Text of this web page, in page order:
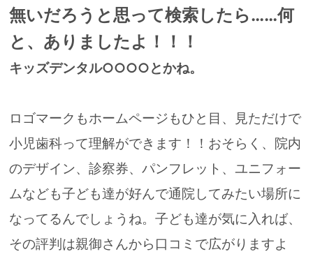
無いだろうと思って検索したら……何
と、ありましたよ！！！
キッズデンタル○○○○とかね。
ロゴマークもホームページもひと目、見ただけで
小児歯科って理解ができます！！ おそらく、院内
のデザイン、診察券、パンフレット、ユニフォー
ムなども子ども達が好んで通院してみたい場所に
なってるんでしょうね。子ども達が気に入れば、
その評判は親御さんから口コミで広がりますよ